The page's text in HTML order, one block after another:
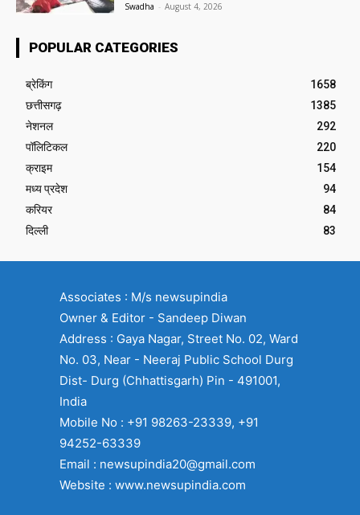
Swadha - August 4, 2026
POPULAR CATEGORIES
ब्रेकिंग
1658
छत्तीसगढ़
1385
नेशनल
292
पॉलिटिकल
220
क्राइम
154
मध्य प्रदेश
94
करियर
84
दिल्ली
83
Associates : M/s newsupindia
Owner & Editor - Sandeep Diwan
Address : Gaya Nagar, Street No. 02, Ward
No. 03, Near - Neeraj Public School Durg
Dist- Durg (Chhattisgarh) Pin - 491001,
India
Mobile No : +91 98263-23339, +91
94252-63339
Email : newsupindia20@gmail.com
Website : www.newsupindia.com